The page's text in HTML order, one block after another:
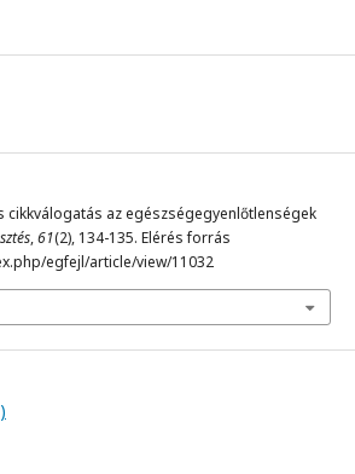
cikkválogatás az egészségegyenlőtlenségek
,61(2), 134-135. Elérés forrás
egfejl/article/view/11032